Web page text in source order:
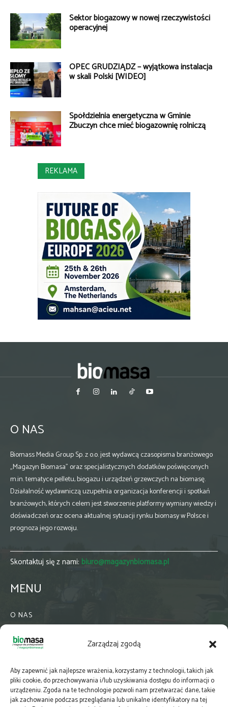
Zarządzaj zgodą
Aby zapewnić jak najlepsze wrażenia, korzystamy z technologii, takich jak
pliki cookie, do przechowywania i/lub uzyskiwania dostępu do informacji o
urządzeniu. Zgoda na te technologie pozwoli nam przetwarzać dane, takie
jak zachowanie podczas przeglądania lub unikalne identyfikatory na tej
Sektor biogazowy w nowej rzeczywistości
operacyjnej
OPEC GRUDZIĄDZ – wyjątkowa instalacja
w skali Polski [WIDEO]
Spółdzielnia energetyczna w Gminie
Zbuczyn chce mieć biogazownię rolniczą
REKLAMA
O NAS
Biomass Media Group Sp. z o.o. jest wydawcą czasopisma branżowego
„Magazyn Biomasa” oraz specjalistycznych dodatków poświęconych
m.in. tematyce pelletu, biogazu i urządzeń grzewczych na biomasę.
Działalność wydawniczą uzupełnia organizacja konferencji i spotkań
branżowych, których celem jest stworzenie platformy wymiany wiedzy i
doświadczeń oraz ocena aktualnej sytuacji rynku biomasy w Polsce i
prognoza jego rozwoju.
Skontaktuj się z nami: biuro@magazynbiomasa.pl
MENU
O NAS
WSPÓŁPRACA
PRENUMERATA
NEWSLETTER